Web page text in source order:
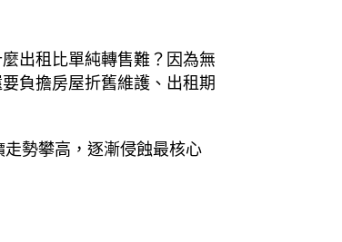
出租比單純轉售難？因為無
負擔房屋折舊維護、出租期
走勢攀高，逐漸侵蝕最核心